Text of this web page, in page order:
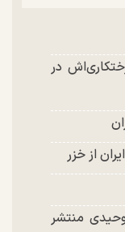
در
منتشر